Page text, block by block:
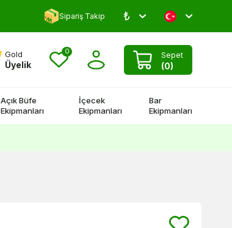
Yorum Yap 500 TL Kazan!
Sipariş Takip ₺
Gold
Üyelik
0 Sepet
(0)
Açık Büfe
Ekipmanları
İçecek
Ekipmanları
Bar
Ekipmanları